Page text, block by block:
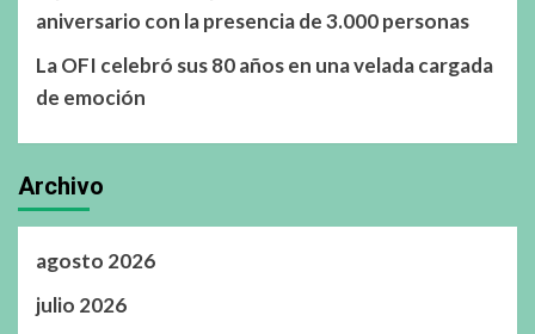
aniversario con la presencia de 3.000 personas
La OFI celebró sus 80 años en una velada cargada
de emoción
Archivo
agosto 2026
julio 2026